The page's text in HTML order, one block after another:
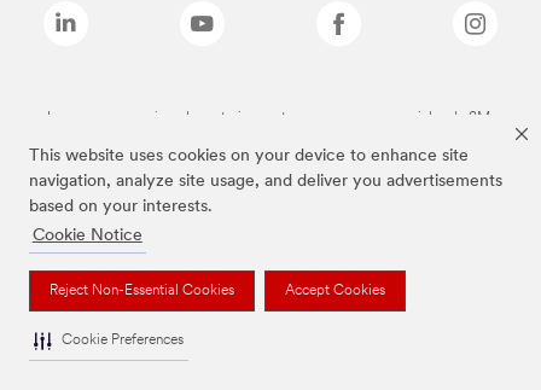
This website uses cookies on your device to enhance site
navigation, analyze site usage, and deliver you advertisements
based on your interests.
Cookie Notice
Reject Non-Essential Cookies Accept Cookies
Cookie Preferences
Las marcas mencionadas anteriormente son marcas comerciales de 3M.